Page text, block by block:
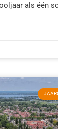
als één